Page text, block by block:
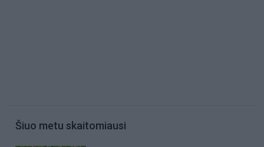
Šiuo metu skaitomiausi